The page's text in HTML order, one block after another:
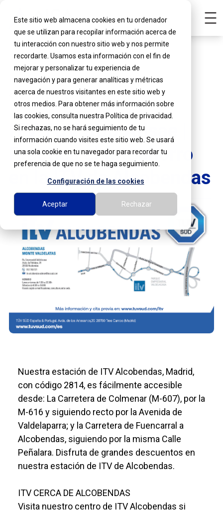
Este sitio web almacena cookies en tu ordenador
que se utilizan para recopilar información acerca de
tu interacción con nuestro sitio web y nos permite
recordarte. Usamos esta información con el fin de
mejorar y personalizar tu experiencia de
navegación y para generar analíticas y métricas
acerca de nuestros visitantes en este sitio web y
otros medios. Para obtener más información sobre
las cookies, consulta nuestra Política de privacidad.
Si rechazas, no se hará seguimiento de tu
información cuando visites este sitio web. Se usará
una sola cookie en tu navegador para recordar tu
preferencia de que no se te haga seguimiento.
Configuración de las cookies
Aceptar Rechazar
Ver promociones
ITV TÜV SÜD Atisae |
Practica el fotoahorro
en la ITV de Alcobendas
Nuestra estación de ITV Alcobendas, Madrid,
con código 2814, es fácilmente accesible
desde: La Carretera de Colmenar (M-607), por la
M-616 y siguiendo recto por la Avenida de
Valdelaparra; y la Carretera de Fuencarral a
Alcobendas, siguiendo por la misma Calle
Peñalara. Disfruta de grandes descuentos en
nuestra estación de ITV de Alcobendas.
ITV CERCA DE ALCOBENDAS
Visita nuestro centro de ITV Alcobendas si